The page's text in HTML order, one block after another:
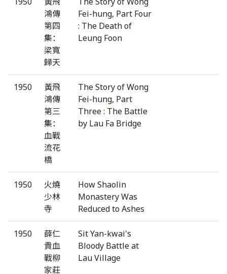
鴻傳
第四
集：
梁寬
歸天
Fei-hung, Part Four
: The Death of
Leung Foon
1950
黃飛
鴻傳
第三
集：
血戰
流花
橋
The Story of Wong
Fei-hung, Part
Three : The Battle
by Lau Fa Bridge
1950
火燒
少林
寺
How Shaolin
Monastery Was
Reduced to Ashes
1950
薛仁
貴血
戰柳
家莊
Sit Yan-kwai's
Bloody Battle at
Lau Village